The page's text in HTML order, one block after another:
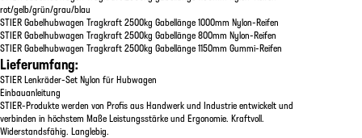
rot/gelb/grün/grau/blau
STIER Gabelhubwagen Tragkraft 2500kg Gabellänge 1000mm Nylon-Reifen
STIER Gabelhubwagen Tragkraft 2500kg Gabellänge 800mm Nylon-Reifen
STIER Gabelhubwagen Tragkraft 2500kg Gabellänge 1150mm Gummi-Reifen
Lieferumfang:
STIER Lenkräder-Set Nylon für Hubwagen
Einbauanleitung
STIER-Produkte werden von Profis aus Handwerk und Industrie entwickelt und
verbinden in höchstem Maße Leistungsstärke und Ergonomie. Kraftvoll.
Widerstandsfähig. Langlebig.